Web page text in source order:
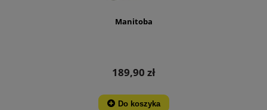
Manitoba
189,90 zł
Do koszyka